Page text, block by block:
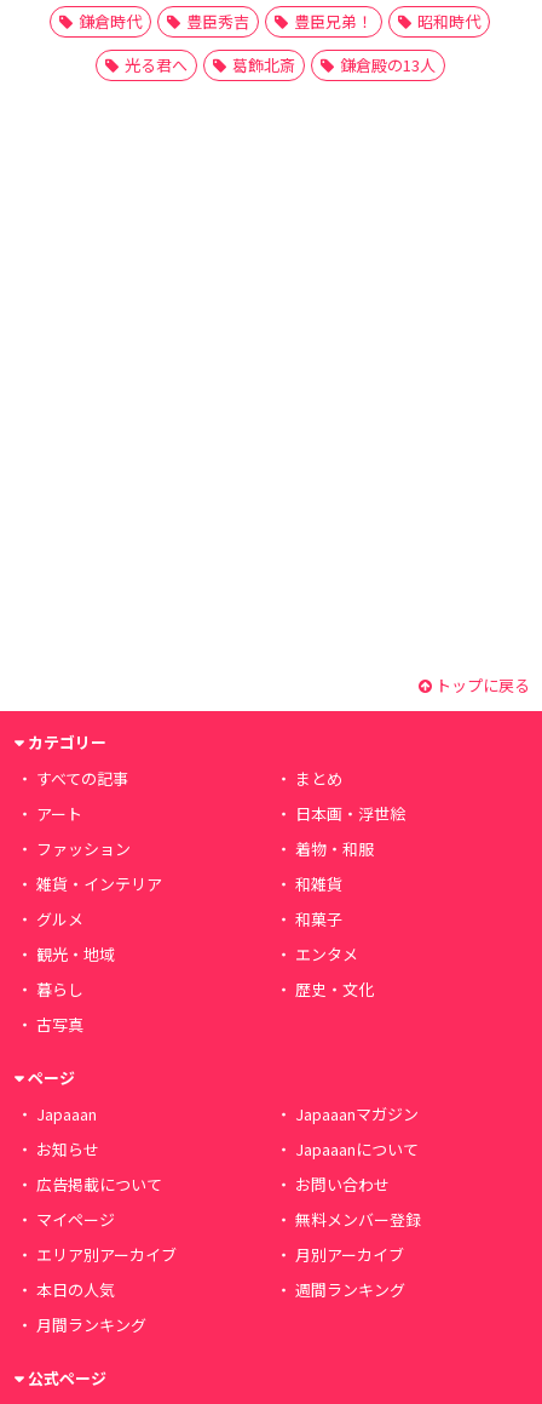
鎌倉時代
豊臣秀吉 豊臣兄弟！
昭和時代
光る君へ
葛飾北斎 鎌倉殿の13人
トップに戻る
カテゴリー
すべての記事
まとめ
アート
日本画・浮世絵
ファッション
着物・和服
雑貨・インテリア
和雑貨
グルメ
和菓子
観光・地域
エンタメ
暮らし
歴史・文化
古写真
ページ
Japaaan
Japaaanマガジン
お知らせ
Japaaanについて
広告掲載について
お問い合わせ
マイページ
無料メンバー登録
エリア別アーカイブ
月別アーカイブ
本日の人気
週間ランキング
月間ランキング
公式ページ